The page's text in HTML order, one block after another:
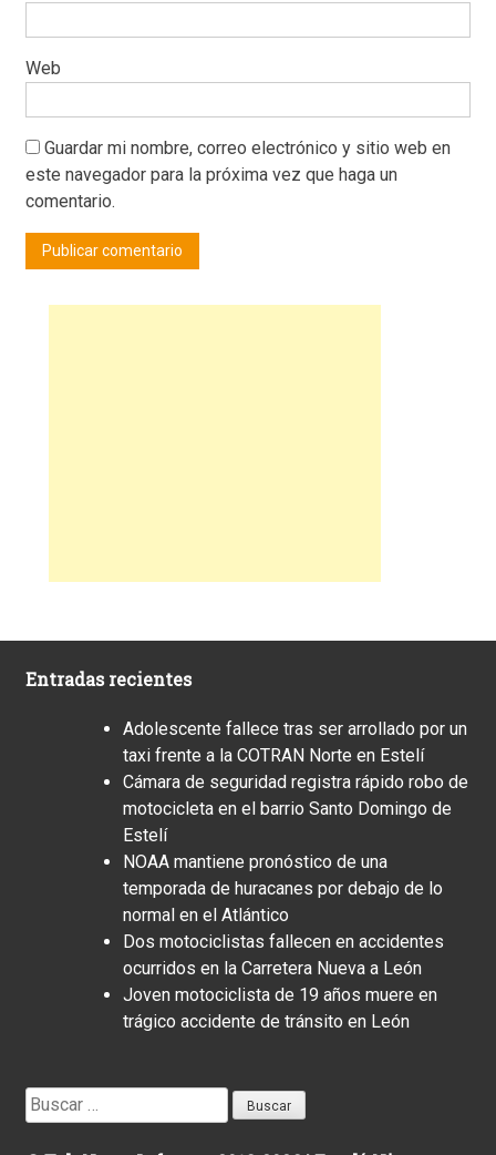
Web
Guardar mi nombre, correo electrónico y sitio web en
este navegador para la próxima vez que haga un
comentario.
Entradas recientes
Adolescente fallece tras ser arrollado por un
taxi frente a la COTRAN Norte en Estelí
Cámara de seguridad registra rápido robo de
motocicleta en el barrio Santo Domingo de
Estelí
NOAA mantiene pronóstico de una
temporada de huracanes por debajo de lo
normal en el Atlántico
Dos motociclistas fallecen en accidentes
ocurridos en la Carretera Nueva a León
Joven motociclista de 19 años muere en
trágico accidente de tránsito en León
Buscar: